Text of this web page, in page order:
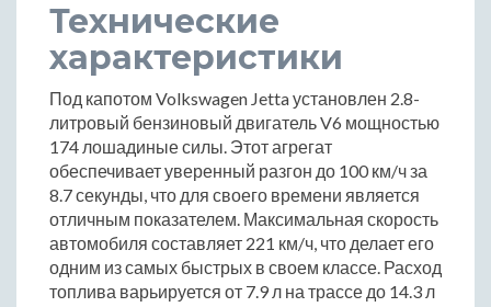
Технические
характеристики
Под капотом Volkswagen Jetta установлен 2.8-
литровый бензиновый двигатель V6 мощностью
174 лошадиные силы. Этот агрегат
обеспечивает уверенный разгон до 100 км/ч за
8.7 секунды, что для своего времени является
отличным показателем. Максимальная скорость
автомобиля составляет 221 км/ч, что делает его
одним из самых быстрых в своем классе. Расход
топлива варьируется от 7.9 л на трассе до 14.3 л